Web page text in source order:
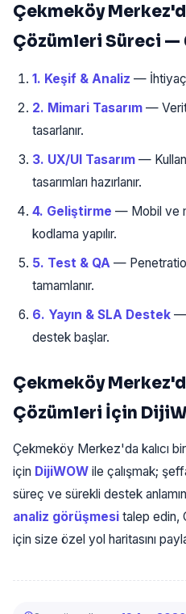
Çekmeköy
Çözümleri Süreci —
1. Keşif & Analiz — İhtiyaç
2. Mimari Tasarım —
tasarlanır.
3. UX/UI Tasarım —
tasarımları hazırlanır.
4. Geliştirme — Mobil ve
kodlama yapılır.
5. Test & QA —
tamamlanır.
6. Yayın & SLA Destek —
destek başlar.
Çekmeköy
Çözümleri İçin
Çekmeköy Merkez'da kalıcı
için DijiWOW ile çalışmak;
süreç ve sürekli destek
analiz görüşmesi talep edin,
için size özel yol haritasını